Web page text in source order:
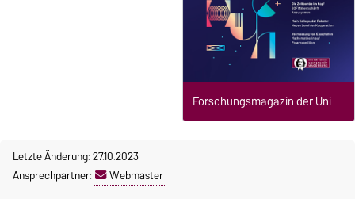
Forschungsmagazin der Uni
Letzte Änderung: 27.10.2023
Ansprechpartner:
Webmaster